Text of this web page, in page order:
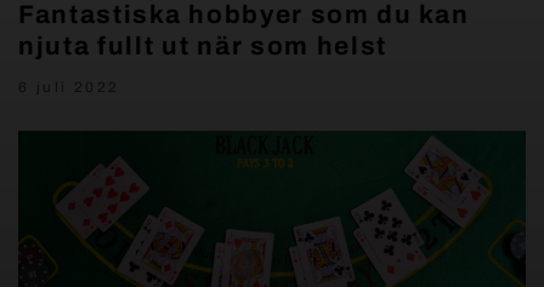
Fantastiska hobbyer som du kan
njuta fullt ut när som helst
6 juli 2022